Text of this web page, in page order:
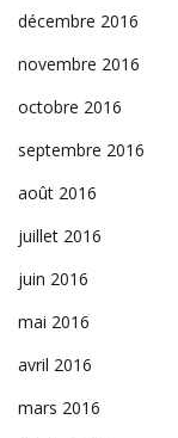
décembre 2016
novembre 2016
octobre 2016
septembre 2016
août 2016
juillet 2016
juin 2016
mai 2016
avril 2016
mars 2016